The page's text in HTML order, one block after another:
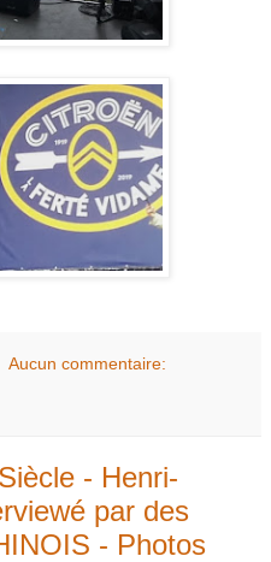
Aucun commentaire:
- Henri-
par des
- Photos